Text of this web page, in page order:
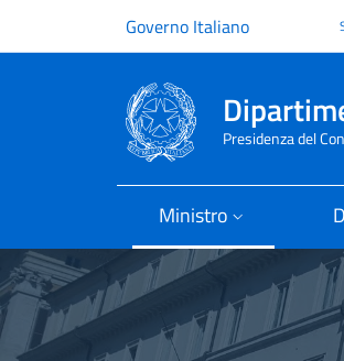
Governo Italiano
Presidenza del
Ministro